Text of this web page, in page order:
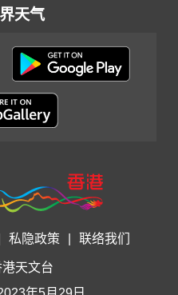
天气
私隐政策 联络我们
天文台